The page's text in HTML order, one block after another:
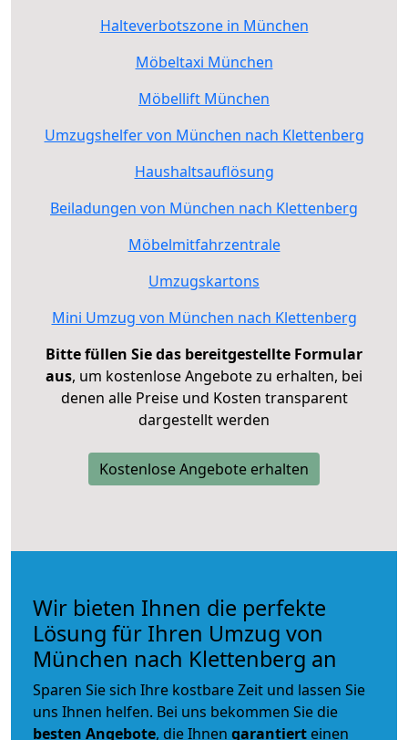
Halteverbotszone in München
Möbeltaxi München
Möbellift München
Umzugshelfer von München nach Klettenberg
Haushaltsauflösung
Beiladungen von München nach Klettenberg
Möbelmitfahrzentrale
Umzugskartons
Mini Umzug von München nach Klettenberg
Bitte füllen Sie das bereitgestellte Formular
aus, um kostenlose Angebote zu erhalten, bei
denen alle Preise und Kosten transparent
dargestellt werden
Kostenlose Angebote erhalten
Wir bieten Ihnen die perfekte
Lösung für Ihren Umzug von
München nach Klettenberg an
Sparen Sie sich Ihre kostbare Zeit und lassen Sie
uns Ihnen helfen. Bei uns bekommen Sie die
besten Angebote, die Ihnen garantiert einen